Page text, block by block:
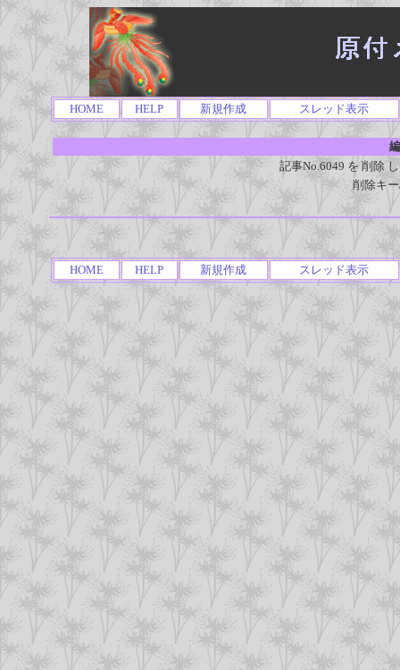
HOME HELP 新規作成 スレッド表示
記事No.6049 を 削除
削除キ
HOME HELP 新規作成 スレッド表示